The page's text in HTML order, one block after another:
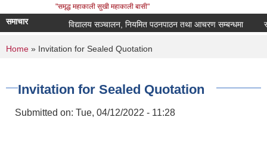
"समृद्ध महाकाली सुखी महाकाली बासी"
समाचार विद्यालय सञ्चालन, नियमित पठनपाठन तथा आचरण सम्बन्धमा
You are here
Home » Invitation for Sealed Quotation
Invitation for Sealed Quotation
Submitted on: Tue, 04/12/2022 - 11:28